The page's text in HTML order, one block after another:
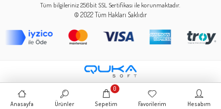
Tüm bilgileriniz 256bit SSL Sertifikası ile korunmaktadır.
© 2022Tüm Hakları Saklıdır
Anasayfa Ürünler Sepetim
0
Favorilerim Hesabım